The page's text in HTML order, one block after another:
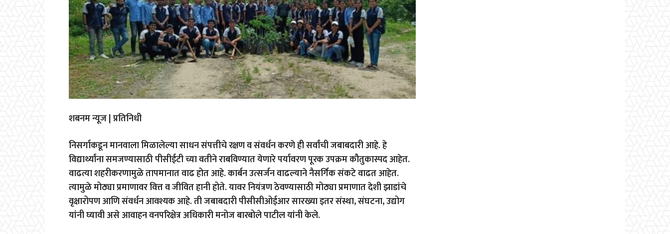
शबनम न्यूज | प्रतिनिधी
निसर्गाकडून मानवाला मिळालेल्या साधन संपत्तीचे रक्षण व संवर्धन करणे ही सर्वांची जबाबदारी आहे. हे
विद्यार्थ्यांना समजण्यासाठी पीसीईटी च्या वतीने राबविण्यात येणारे पर्यावरण पूरक उपक्रम कौतुकास्पद आहेत.
वाढत्या शहरीकरणामुळे तापमानात वाढ होत आहे. कार्बन उत्सर्जन वाढल्याने नैसर्गिक संकटे वाढत आहेत.
त्यामुळे मोठ्या प्रमाणावर वित्त व जीवित हानी होते. यावर नियंत्रण ठेवण्यासाठी मोठ्या प्रमाणात देशी झाडांचे
वृक्षारोपण आणि संवर्धन आवश्यक आहे. ती जबाबदारी पीसीसीओईआर सारख्या इतर संस्था, संघटना, उद्योग
यांनी घ्यावी असे आवाहन वनपरिक्षेत्र अधिकारी मनोज बारबोले पाटील यांनी केले.